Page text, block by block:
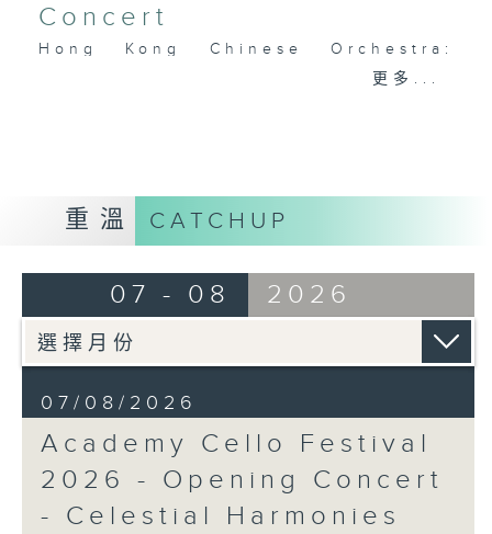
羅西尼
《威廉．泰爾》序曲（為六把大提琴而作）
角野隼斗（張希文改編）
《雨》 (5’)
植松伸夫（葉進傑改編）
《最終幻想：米德加幻想》組曲 (15’)
香港演藝學院主辦
2026年4月18日香港演藝學院區永熙音樂廳
錄音
錄音由香港演藝學院提供
Concert
Hong Kong Chinese Orchestra:
Doming Lam at 80 – A Birthday
Doming LAM
Greetings Fanfare (4’)
Ancient Melodies (Doming LAM
Moonlight over the Spring River
(12’)
The Lament of Lady Zhaojun (8’)
Doming LAM
Autumn Execution (20’)
The Insect World (22’)
Presented by the Hong Kong
Chinese Orchestra as part of the
更多...
重溫 CATCHUP
07 - 08 2026
07/08/2026
Academy Cello Festival
2026 - Opening Concert
- Celestial Harmonies